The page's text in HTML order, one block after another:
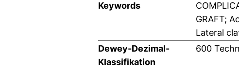
Keywords
GRAFT;
Lateral
Dewey-Dezimal-
Klassifikation
600